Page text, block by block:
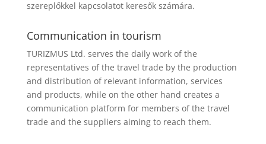
szereplőkkel kapcsolatot keresők számára.
Communication in tourism
TURIZMUS Ltd. serves the daily work of the
representatives of the travel trade by the production
and distribution of relevant information, services
and products, while on the other hand creates a
communication platform for members of the travel
trade and the suppliers aiming to reach them.